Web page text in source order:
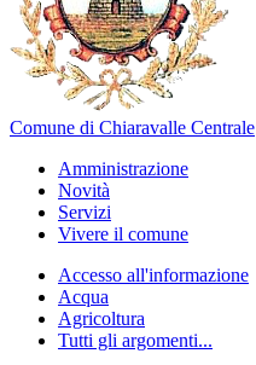
Comune di Chiaravalle Centrale
Amministrazione
Novità
Servizi
Vivere il comune
Accesso all'informazione
Acqua
Agricoltura
Tutti gli argomenti...